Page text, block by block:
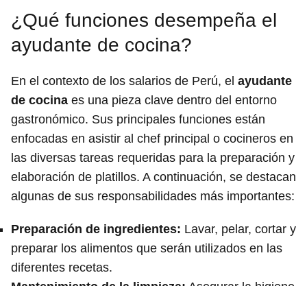
¿Qué funciones desempeña el
ayudante de cocina?
En el contexto de los salarios de Perú, el ayudante
de cocina es una pieza clave dentro del entorno
gastronómico. Sus principales funciones están
enfocadas en asistir al chef principal o cocineros en
las diversas tareas requeridas para la preparación y
elaboración de platillos. A continuación, se destacan
algunas de sus responsabilidades más importantes:
Preparación de ingredientes: Lavar, pelar, cortar y
preparar los alimentos que serán utilizados en las
diferentes recetas.